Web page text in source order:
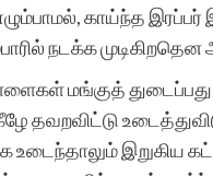
காய்ந்த
நடக்க
மங்குத் துடைப்பது
கீழே தவறவிட்டு
இறுகிய